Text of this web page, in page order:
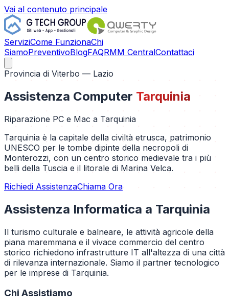
Vai al contenuto principale
ServiziCome FunzionaChi
SiamoPreventivoBlogFAQRMM CentralContattaci
Provincia di Viterbo — Lazio
Assistenza Computer Tarquinia
Riparazione PC e Mac a Tarquinia
Tarquinia è la capitale della civiltà etrusca, patrimonio
UNESCO per le tombe dipinte della necropoli di
Monterozzi, con un centro storico medievale tra i più
belli della Tuscia e il litorale di Marina Velca.
Richiedi AssistenzaChiama Ora
Assistenza Informatica a Tarquinia
Il turismo culturale e balneare, le attività agricole della
piana maremmana e il vivace commercio del centro
storico richiedono infrastrutture IT all'altezza di una città
di rilevanza internazionale. Siamo il partner tecnologico
per le imprese di Tarquinia.
Chi Assistiamo